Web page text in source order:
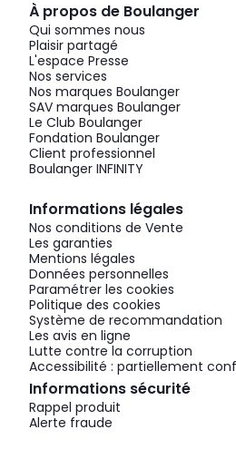
À propos de Boulanger
Qui sommes nous
Plaisir partagé
L'espace Presse
Nos services
Nos marques Boulanger
SAV marques Boulanger
Le Club Boulanger
Fondation Boulanger
Client professionnel
Boulanger INFINITY
Informations légales
Nos conditions de Vente
Les garanties
Mentions légales
Données personnelles
Paramétrer les cookies
Politique des cookies
Système de recommandation
Les avis en ligne
Lutte contre la corruption
Accessibilité : partiellement
Informations sécurité
Rappel produit
Alerte fraude